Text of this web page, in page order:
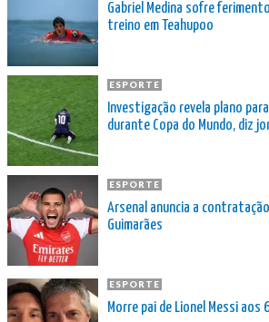
Gabriel Medina sofre
treino em Teahupoo
ESPORTE
Investigação revela plano
durante Copa do Mundo, diz
ESPORTE
Arsenal anuncia a
Guimarães
ESPORTE
Morre pai de Lionel Messi